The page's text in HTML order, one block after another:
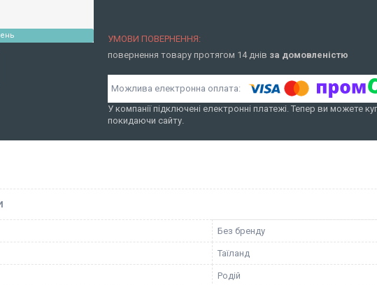
повернення товару протягом 14 днів за домовленістю
У компанії підключені електронні платежі. Тепер ви можете
покидаючи сайту.
Без бренду
Таїланд
Родій